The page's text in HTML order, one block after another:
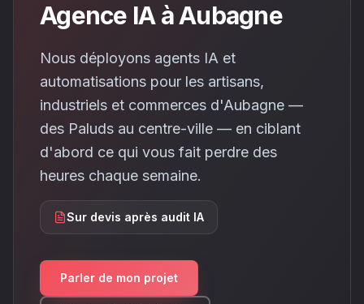
Agence IA à Aubagne
Nous déployons agents IA et
automatisations pour les artisans,
industriels et commerces d'Aubagne —
des Paluds au centre-ville — en ciblant
d'abord ce qui vous fait perdre des
heures chaque semaine.
Sur devis après audit IA
Parler de mon projet